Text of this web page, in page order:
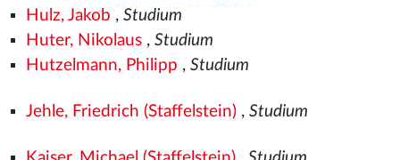
Hulz, Jakob , Studium
Huter, Nikolaus, Studium
Hutzelmann, Philipp , Studium
Jehle, Friedrich (Staffelstein), Studium